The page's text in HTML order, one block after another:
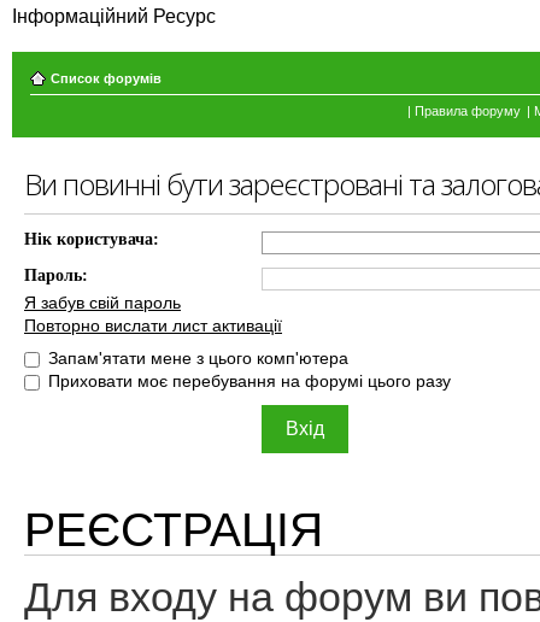
Інформаційний Ресурс
Список форумів
| Правила форуму |
Ви повинні бути зареєстровані та
Нік користувача:
Пароль:
Я забув свій пароль
Повторно вислати лист активації
Запам'ятати мене з цього комп'ютера
Приховати моє перебування на форумі цього разу
РЕЄСТРАЦІЯ
Для входу на форум ви